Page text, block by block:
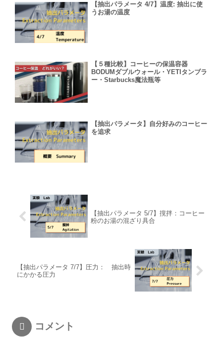
【抽出パラメータ 4/7】温度: 抽出に使
うお湯の温度
【５種比較】コーヒーの保温容器
BODUMダブルウォール・YETIタンブラ
ー・Starbucks魔法瓶等
【抽出パラメータ】自分好みのコーヒー
を追求
【抽出パラメータ 5/7】撹拌：コーヒー
粉のお湯の混ざり具合
【抽出パラメータ 7/7】圧力： 抽出時
にかかる圧力
コメント